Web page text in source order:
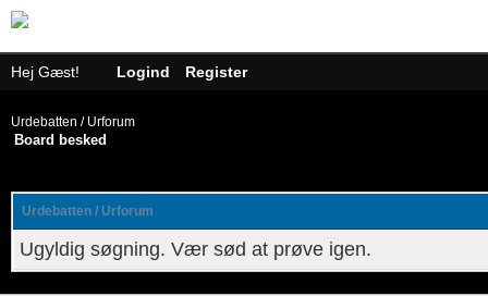
Hej Gæst! Logind Register
Urdebatten / Urforum
Board besked
Urdebatten / Urforum
Ugyldig søgning. Vær sød at prøve igen.